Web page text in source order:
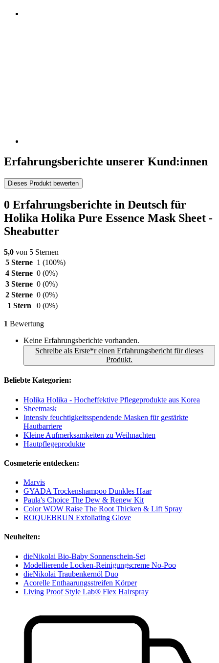
Erfahrungsberichte unserer Kund:innen
Dieses Produkt bewerten
0 Erfahrungsberichte in Deutsch für
Holika Holika Pure Essence Mask Sheet -
Sheabutter
5,0 von 5 Sternen
5 Sterne 1 (100%)
4 Sterne 0 (0%)
3 Sterne 0 (0%)
2 Sterne 0 (0%)
1 Stern
0 (0%)
1 Bewertung
Keine Erfahrungsberichte vorhanden.
Schreibe als Erste*r einen Erfahrungsbericht für dieses
Produkt.
Beliebte Kategorien:
Holika Holika - Hocheffektive Pflegeprodukte aus Korea
Sheetmask
Intensiv feuchtigkeitsspendende Masken für gestärkte
Hautbarriere
Kleine Aufmerksamkeiten zu Weihnachten
Hautpflegeprodukte
Cosmeterie entdecken:
Marvis
GYADA Trockenshampoo Dunkles Haar
Paula's Choice The Dew & Renew Kit
Color WOW Raise The Root Thicken & Lift Spray
ROQUEBRUN Exfoliating Glove
Neuheiten:
dieNikolai Bio-Baby Sonnenschein-Set
Modellierende Locken-Reinigungscreme No-Poo
dieNikolai Traubenkernöl Duo
Acorelle Enthaarungsstreifen Körper
Living Proof Style Lab® Flex Hairspray